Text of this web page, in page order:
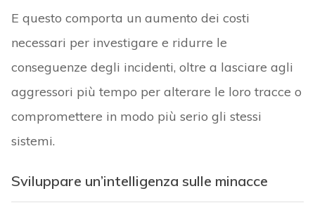
E questo comporta un aumento dei costi
necessari per investigare e ridurre le
conseguenze degli incidenti, oltre a lasciare agli
aggressori più tempo per alterare le loro tracce o
compromettere in modo più serio gli stessi
sistemi.
Sviluppare un’intelligenza sulle minacce